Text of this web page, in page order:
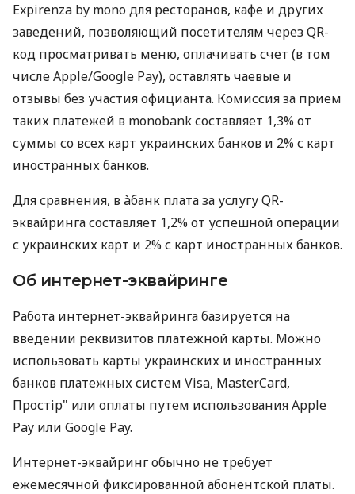
Expirenza by mono для ресторанов, кафе и других
заведений, позволяющий посетителям через QR-
код просматривать меню, оплачивать счет (в том
числе Apple/Google Pay), оставлять чаевые и
отзывы без участия официанта. Комиссия за прием
таких платежей в monobank составляет 1,3% от
суммы со всех карт украинских банков и 2% с карт
иностранных банков.
Для сравнения, в àбанк плата за услугу QR-
эквайринга составляет 1,2% от успешной операции
с украинских карт и 2% с карт иностранных банков.
Об интернет-эквайринге
Работа интернет-эквайринга базируется на
введении реквизитов платежной карты. Можно
использовать карты украинских и иностранных
банков платежных систем Visa, MasterCard,
Простір" или оплаты путем использования Apple
Pay или Google Pay.
Интернет-эквайринг обычно не требует
ежемесячной фиксированной абонентской платы.